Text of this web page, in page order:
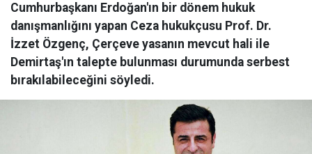
Cumhurbaşkanı Erdoğan'ın bir dönem hukuk
danışmanlığını yapan Ceza hukukçusu Prof. Dr.
İzzet Özgenç, Çerçeve yasanın mevcut hali ile
Demirtaş'ın talepte bulunması durumunda serbest
bırakılabileceğini söyledi.